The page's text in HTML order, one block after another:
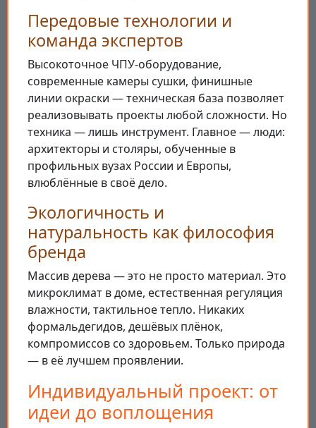
Передовые технологии и
команда экспертов
Высокоточное ЧПУ-оборудование,
современные камеры сушки, финишные
линии окраски — техническая база позволяет
реализовывать проекты любой сложности. Но
техника — лишь инструмент. Главное — люди:
архитекторы и столяры, обученные в
профильных вузах России и Европы,
влюблённые в своё дело.
Экологичность и
натуральность как философия
бренда
Массив дерева — это не просто материал. Это
микроклимат в доме, естественная регуляция
влажности, тактильное тепло. Никаких
формальдегидов, дешёвых плёнок,
компромиссов со здоровьем. Только природа
— в её лучшем проявлении.
Индивидуальный проект: от
идеи до воплощения